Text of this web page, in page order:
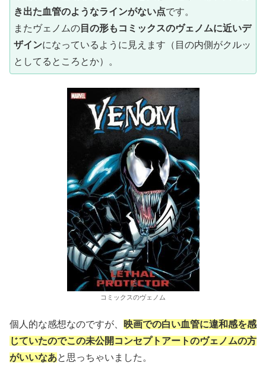
き出た血管のようなラインがない点です。
またヴェノムの 目の形もコミックスのヴェノムに近いデ
ザインになっているように見えます（目の内側がクルッ
としてるところとか）。
コミックスのヴェノム
個人的な感想なのですが、
映画での白い血管に違和感を感
じていたのでこの未公開コンセプトアートのヴェノムの方
がいいなあと思っちゃいました。